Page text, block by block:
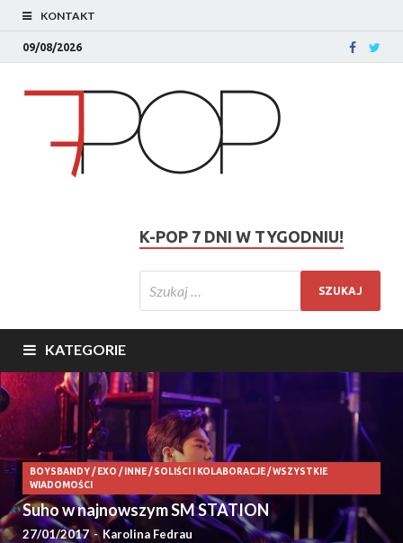
KONTAKT
09/08/2026
K-POP 7 DNI W TYGODNIU!
KATEGORIE
BOYSBANDY/ EXO / INNE/SOLIŚCI I KOLABORACJE/WSZYSTKIE
WIADOMOŚCI
Suho w najnowszym SM STATION
27/01/2017-Karolina Fedrau